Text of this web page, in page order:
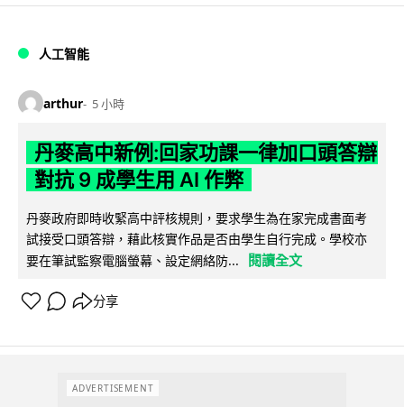
人工智能
arthur 5 小時
丹麥高中新例:回家功課一律加口頭答辯
對抗 9 成學生用 AI 作弊
丹麥政府即時收緊高中評核規則，要求學生為在家完成書面考
試接受口頭答辯，藉此核實作品是否由學生自行完成。學校亦
要在筆試監察電腦螢幕、設定網絡防...
閱讀全文
分享
ADVERTISEMENT